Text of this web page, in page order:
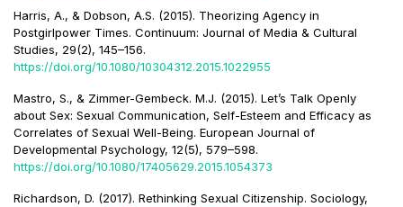
Harris, A., & Dobson, A.S. (2015). Theorizing Agency in
Postgirlpower Times. Continuum: Journal of Media & Cultural
Studies, 29(2), 145–156.
https://doi.org/10.1080/10304312.2015.1022955
Mastro, S., & Zimmer-Gembeck. M.J. (2015). Let’s Talk Openly
about Sex: Sexual Communication, Self-Esteem and Efficacy as
Correlates of Sexual Well-Being. European Journal of
Developmental Psychology, 12(5), 579–598.
https://doi.org/10.1080/17405629.2015.1054373
Richardson, D. (2017). Rethinking Sexual Citizenship. Sociology,